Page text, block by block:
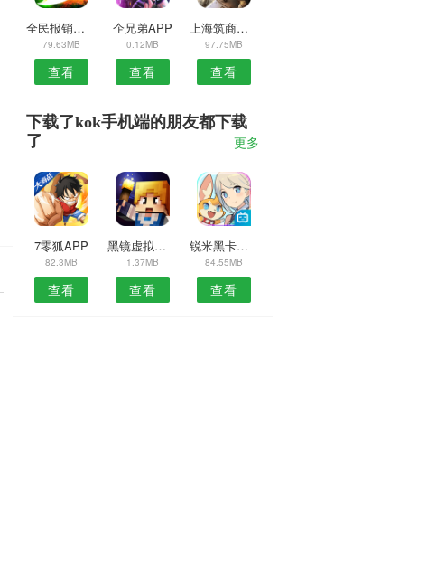
全民报销安卓版
79.63MB
查看
企兄弟APP
0.12MB
查看
上海筑商团APP
97.75MB
查看
下载了kok手机端的朋友都下载
了
更多
7零狐APP
82.3MB
查看
黑镜虚拟人APP
1.37MB
查看
锐米黑卡君安卓版
84.55MB
查看